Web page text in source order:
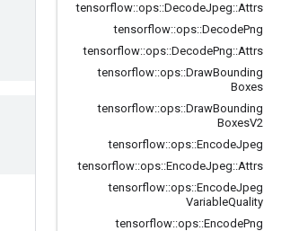
tensorflow::ops::DecodeJpeg::Attrs
tensorflow::ops::DecodePng
tensorflow::ops::DecodePng::Attrs
tensorflow::ops::DrawBounding
Boxes
tensorflow::ops::DrawBounding
BoxesV2
tensorflow::ops::EncodeJpeg
tensorflow::ops::EncodeJpeg::Attrs
tensorflow::ops::EncodeJpeg
VariableQuality
tensorflow::ops::EncodePng